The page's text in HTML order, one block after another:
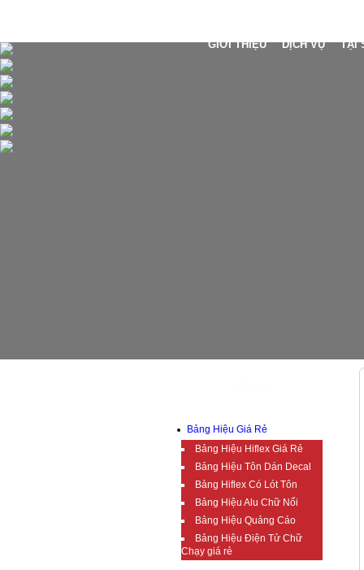
GIỚI THIỆU DỊCH VỤ TẠI
Bảng Hiệu Giá Rẻ
Bảng Hiệu Hiflex Giá Rẻ
Bảng Hiệu Tôn Dán Decal
Bảng Hiflex Có Lót Tôn
Bảng Hiệu Alu Chữ Nổi
Bảng Hiệu Quảng Cáo
Bảng Hiệu Điện Tử Chữ
Chạy giá rẻ